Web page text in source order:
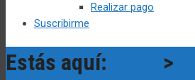
Realizar pago
Suscribirme
Estás aquí: >